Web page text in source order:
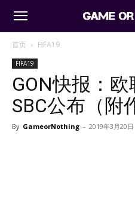
首页 FIFA19
FIFA19
GON快报：
SBC公布（附
By GameorNothing - 2019年3月20日